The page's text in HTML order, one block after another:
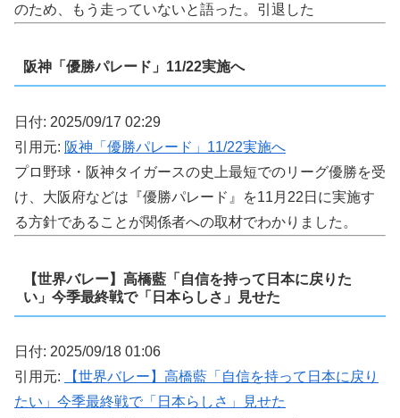
のため、もう走っていないと語った。引退した
阪神「優勝パレード」11/22実施へ
日付: 2025/09/17 02:29
引用元: 阪神「優勝パレード」11/22実施へ
プロ野球・阪神タイガースの史上最短でのリーグ優勝を受
け、大阪府などは『優勝パレード』を11月22日に実施す
る方針であることが関係者への取材でわかりました。
【世界バレー】高橋藍「自信を持って日本に戻りた
い」今季最終戦で「日本らしさ」見せた
日付: 2025/09/18 01:06
引用元:
【世界バレー】高橋藍「自信を持って日本に戻り
たい」今季最終戦で「日本らしさ」見せた